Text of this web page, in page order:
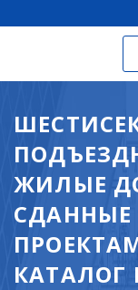
ЖИЛЫЕ
СДАННЫЕ
КАТАЛОГ